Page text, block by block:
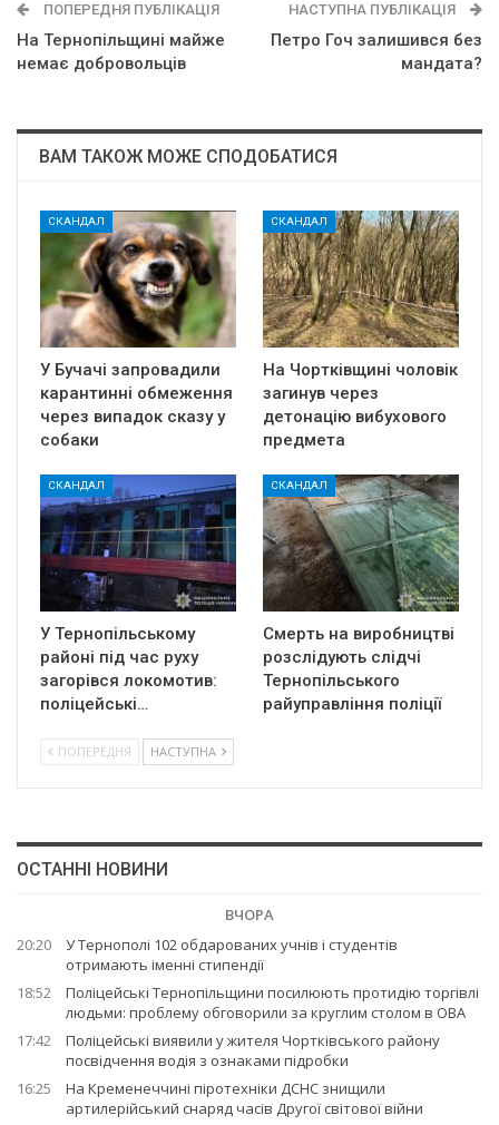
ПОПЕРЕДНЯ ПУБЛІКАЦІЯ
На Тернопільщині майже
немає добровольців
НАСТУПНА ПУБЛІКАЦІЯ
Петро Гоч залишився без
мандата?
ВАМ ТАКОЖ МОЖЕ СПОДОБАТИСЯ
СКАНДАЛ
У Бучачі запровадили
карантинні обмеження
через випадок сказу у
собаки
СКАНДАЛ
На Чортківщині чоловік
загинув через
детонацію вибухового
предмета
СКАНДАЛ
У Тернопільському
районі під час руху
загорівся локомотив:
поліцейські…
СКАНДАЛ
Смерть на виробництві
розслідують слідчі
Тернопільського
райуправління поліції
ПОПЕРЕДНЯ НАСТУПНА
ОСТАННІ НОВИНИ
ВЧОРА
20:20
У Тернополі 102 обдарованих учнів і студентів
отримають іменні стипендії
18:52
Поліцейські Тернопільщини посилюють протидію торгівлі
людьми: проблему обговорили за круглим столом в ОВА
17:42
Поліцейські виявили у жителя Чортківського району
посвідчення водія з ознаками підробки
16:25
На Кременеччині піротехніки ДСНС знищили
артилерійський снаряд часів Другої світової війни